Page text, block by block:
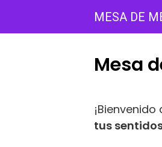
contenido
MESA DE
Mesa
tus